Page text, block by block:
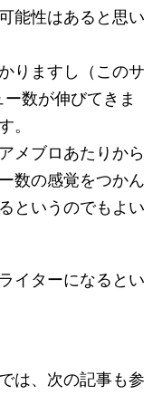
能性はあると思い
りますし（このサ
数が伸びてきま
。
メブロあたりから
数の感覚をつかん
というのでもよい
イターになるとい
は、次の記事も参